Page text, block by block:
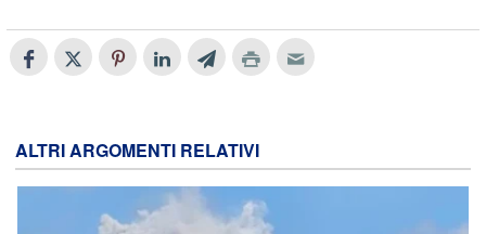
ALTRI ARGOMENTI RELATIVI